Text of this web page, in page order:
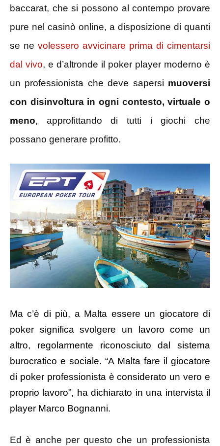
baccarat, che si possono al contempo provare
pure nel casinò online, a disposizione di quanti
se ne volessero avvicinare prima di cimentarsi
dal vivo, e d’altronde il poker player moderno è
un professionista che deve sapersi muoversi
con disinvoltura in ogni contesto, virtuale o
meno, approfittando di tutti i giochi che
possano generare profitto.
Ma c’è di più, a Malta essere un giocatore di
poker significa svolgere un lavoro come un
altro, regolarmente riconosciuto dal sistema
burocratico e sociale. “A Malta fare il giocatore
di poker professionista è considerato un vero e
proprio lavoro”, ha dichiarato in una intervista il
player Marco Bognanni.
Ed è anche per questo che un professionista